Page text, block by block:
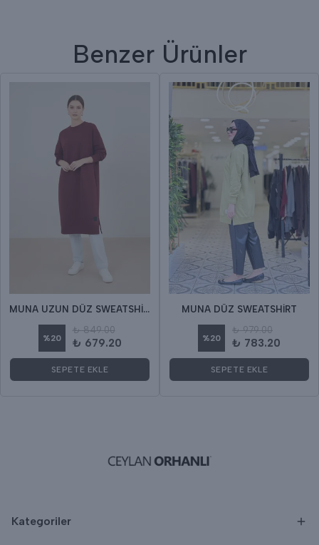
Benzer Ürünler
MUNA UZUN DÜZ SWEATSHİRT
%20
₺ 849.00
₺ 679.20
SEPETE EKLE
MUNA DÜZ SWEATSHİRT
%20
₺ 979.00
₺ 783.20
SEPETE EKLE
Kategoriler